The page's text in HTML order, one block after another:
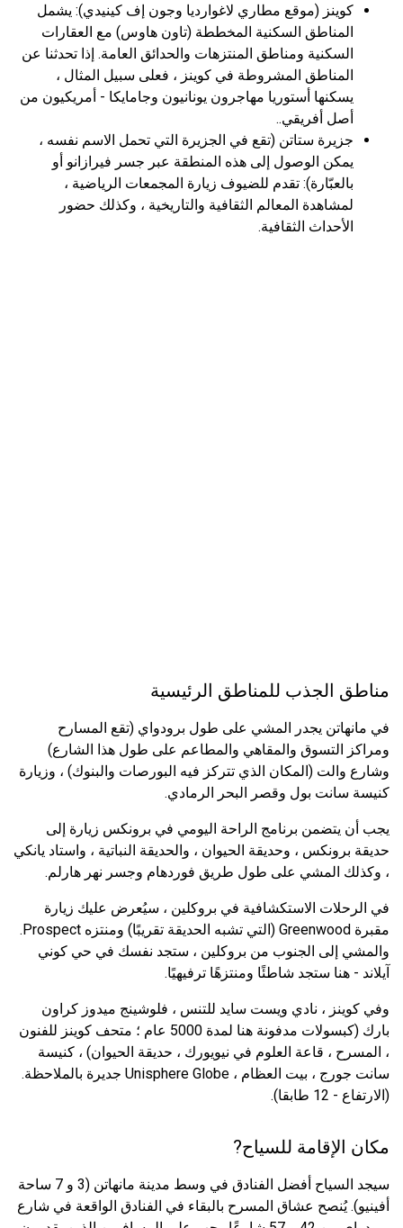
كوينز (موقع مطاري لاغوارديا وجون إف كينيدي): يشمل
المناطق السكنية المخططة (تاون هاوس) مع العقارات
السكنية ومناطق المنتزهات والحدائق العامة. إذا تحدثنا عن
المناطق المشروطة في كوينز ، فعلى سبيل المثال ،
يسكنها أستوريا مهاجرون يونانيون وجامايكا - أمريكيون من
أصل أفريقي..
جزيرة ستاتن (تقع في الجزيرة التي تحمل الاسم نفسه ،
يمكن الوصول إلى هذه المنطقة عبر جسر فيرازانو أو
بالعبّارة): تقدم للضيوف زيارة المجمعات الرياضية ،
لمشاهدة المعالم الثقافية والتاريخية ، وكذلك حضور
الأحداث الثقافية.
مناطق الجذب للمناطق الرئيسية
في مانهاتن يجدر المشي على طول برودواي (تقع المسارح
ومراكز التسوق والمقاهي والمطاعم على طول هذا الشارع)
وشارع والت (المكان الذي تتركز فيه البورصات والبنوك) ، وزيارة
كنيسة سانت بول وقصر البحر الرمادي.
يجب أن يتضمن برنامج الراحة اليومي في برونكس زيارة إلى
حديقة برونكس ، وحديقة الحيوان ، والحديقة النباتية ، واستاد يانكي
، وكذلك المشي على طول طريق فوردهام وجسر نهر هارلم.
في الرحلات الاستكشافية في بروكلين ، سيُعرض عليك زيارة
مقبرة Greenwood (التي تشبه الحديقة تقريبًا) ومنتزه Prospect.
والمشي إلى الجنوب من بروكلين ، ستجد نفسك في حي كوني
آيلاند - هنا ستجد شاطئًا ومنتزهًا ترفيهيًا.
وفي كوينز ، نادي ويست سايد للتنس ، فلوشينج ميدوز كراون
بارك (كبسولات مدفونة هنا لمدة 5000 عام ؛ متحف كوينز للفنون
، المسرح ، قاعة العلوم في نيويورك ، حديقة الحيوان) ، كنيسة
سانت جورج ، بيت العظام ، Unisphere Globe جديرة بالملاحظة.
(الارتفاع - 12 طابقا).
مكان الإقامة للسياح?
سيجد السياح أفضل الفنادق في وسط مدينة مانهاتن (3 و 7 ساحة
أفينيو). يُنصح عشاق المسرح بالبقاء في الفنادق الواقعة في شارع